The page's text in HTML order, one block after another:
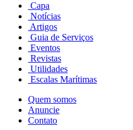
Capa
Notícias
Artigos
Guia de Serviços
Eventos
Revistas
Utilidades
Escalas Marítimas
Quem somos
Anuncie
Contato